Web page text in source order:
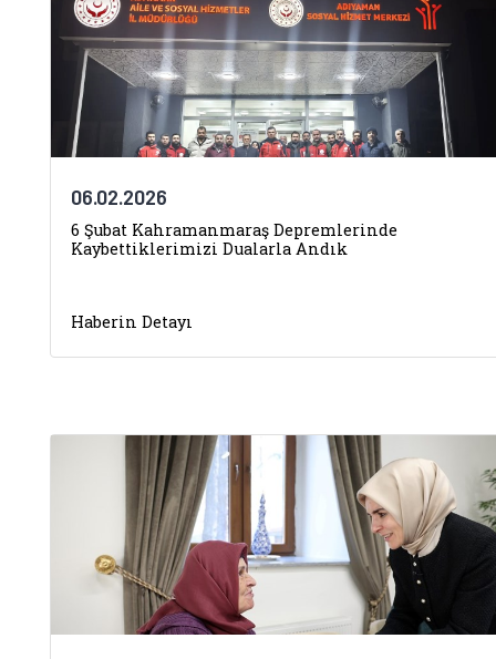
06.02.2026
6 Şubat Kahramanmaraş Depremlerinde
Kaybettiklerimizi Dualarla Andık
Haberin Detayı